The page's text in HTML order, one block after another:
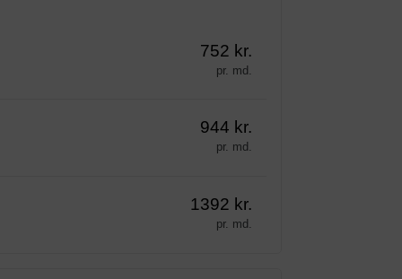
752 kr.
pr. md.
944 kr.
pr. md.
1392 kr.
pr. md.